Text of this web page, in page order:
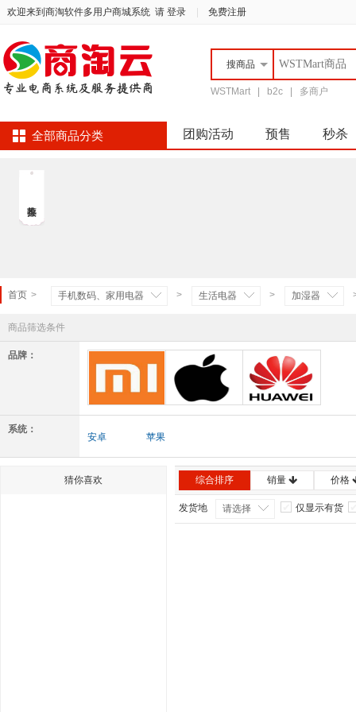
欢迎来到商淘软件多用户商城系统 请 登录 免费注册
搜商品
WSTMart b2c 多商户
全部商品分类 团购活动 预售 秒杀
首页 > 手机数码、家用电器 > 生活电器 > 加湿器
商品筛选条件
品牌：
小米 Apple
华为
系统：
安卓 苹果
猜你喜欢 综合排序 销量 价格
发货地 请选择 仅显示有货